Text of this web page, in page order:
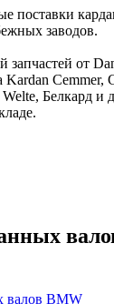
поставки
заводов.
запчастей от
Kardan Cemmer,
Белкард и